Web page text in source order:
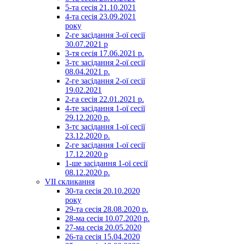
5-та сесія 21.10.2021
4-та сесія 23.09.2021
року
2-ге засідання 3-ої сесії
30.07.2021 р
3-тя сесія 17.06.2021 р.
3-тє засідання 2-ої сесії
08.04.2021 р.
2-ге засідання 2-ої сесії
19.02.2021
2-га сесія 22.01.2021 р.
4-те засідання 1-ої сесії
29.12.2020 р.
3-тє засідання 1-ої сесії
23.12.2020 р.
2-ге засідання 1-ої сесії
17.12.2020 р
1-ше засідання 1-ої сесії
08.12.2020 р.
VII скликання
30-та сесія 20.10.2020
року
29-та сесія 28.08.2020 р.
28-ма сесія 10.07.2020 р.
27-ма сесія 20.05.2020
26-та сесія 15.04.2020